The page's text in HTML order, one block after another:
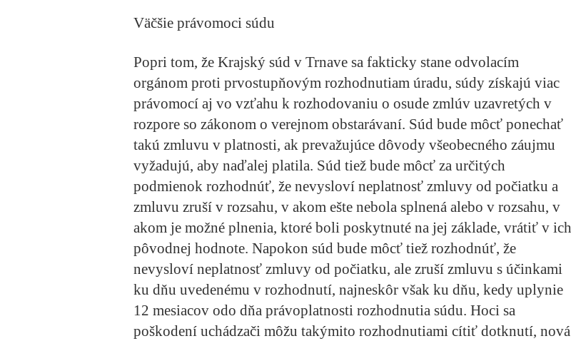
Väčšie právomoci súdu
Popri tom, že Krajský súd v Trnave sa fakticky stane odvolacím
orgánom proti prvostupňovým rozhodnutiam úradu, súdy získajú viac
právomocí aj vo vzťahu k rozhodovaniu o osude zmlúv uzavretých v
rozpore so zákonom o verejnom obstarávaní. Súd bude môcť ponechať
takú zmluvu v platnosti, ak prevažujúce dôvody všeobecného záujmu
vyžadujú, aby naďalej platila. Súd tiež bude môcť za určitých
podmienok rozhodnúť, že nevysloví neplatnosť zmluvy od počiatku a
zmluvu zruší v rozsahu, v akom ešte nebola splnená alebo v rozsahu, v
akom je možné plnenia, ktoré boli poskytnuté na jej základe, vrátiť v ich
pôvodnej hodnote. Napokon súd bude môcť tiež rozhodnúť, že
nevysloví neplatnosť zmluvy od počiatku, ale zruší zmluvu s účinkami
ku dňu uvedenému v rozhodnutí, najneskôr však ku dňu, kedy uplynie
12 mesiacov odo dňa právoplatnosti rozhodnutia súdu. Hoci sa
poškodení uchádzači môžu takýmito rozhodnutiami cítiť dotknutí, nová